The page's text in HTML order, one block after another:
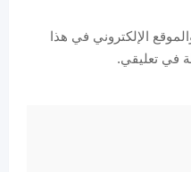
الإلكتروني في هذا
في تعليقي.